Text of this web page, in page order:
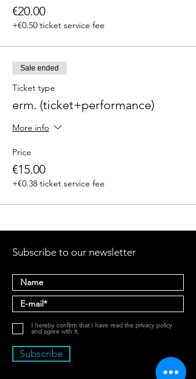
€20.00
+€0.50 ticket service fee
Sale ended
Ticket type
erm. (ticket+performance)
More info
Price
€15.00
+€0.38 ticket service fee
Subscribe to our newsletter
I hereby confirm that I have read the privacy policy
and agree with it.
Subscribe